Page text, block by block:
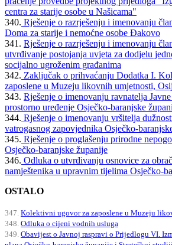
centra za starije osobe u Našicama"
340. Rješenje o razrješenju i imenovanju
Doma za starije i nemoćne osobe Đakovo
341. Rješenje o razrješenju i imenovanju
utvrđivanje postojanja uvjeta za dodjelu
socijalno ugroženim građanima
342. Zaključak o prihvaćanju Dodatka I.
zaposlene u Muzeju likovnih umjetnosti,
343. Rješenje o imenovanju ravnatelja
prostorno uređenje Osječko-baranjske
344. Rješenje o imenovanju vršitelja
vatrogasnog zapovjednika Osječko-
345. Rješenje o proglašenju prirodne
Osječko-baranjske županije
346. Odluka o utvrđivanju osnovice za
namještenika u upravnim tijelima Osječko-
OSTALO
347. Kolektivni ugovor za zaposlene u Muzeju
348. Odluka o cijeni vodnih usluga
349. Obavijest o Javnoj raspravi o Prijedlogu VI.